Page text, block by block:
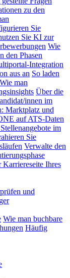
zu den
Sie
Sie KI zur
Wie
den Phasen
Integration
aus an So laden
Wie man
Über die
innen im
Marktplatz und
auf ATS-Daten
im
Sie
Verwalte den
Ihres
und
Wie man buchbare
Häufig